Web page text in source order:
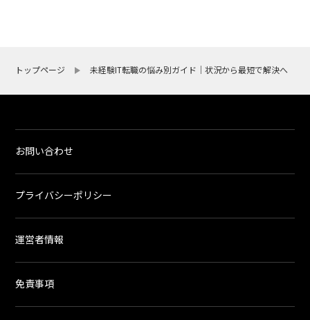
トップページ 未経験IT転職の悩み別ガイド｜状況から最短で解決へ
お問い合わせ
プライバシーポリシー
運営者情報
免責事項